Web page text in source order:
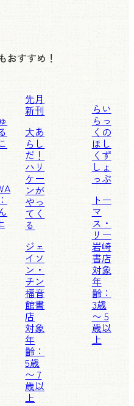
おすすめ！
先月
新刊
大あ
らし
だ！
ハリ
ケー
ンが
やっ
てく
る
ジェ
イソ
ン・
チン
福音
館書
店
対象
年
齢：
5歳
〜 7
歳以
上
らい
らっ
くの
ほし
くず
しょ
っぷ
トー
マ
ス・
リー
岩崎
書店
対象
年
齢：
3歳
〜 5
歳以
上